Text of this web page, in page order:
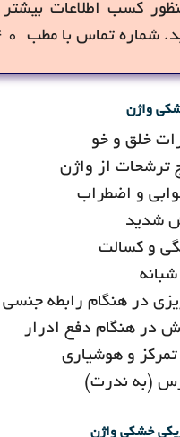
کسب اطلاعات
تماس با مطب ۰ ۲۲۶۲۲۰۴ – ۳۳۳۰۳۷۲۷
واژن
خلق و خو
ترشحات از واژن
و اضطراب
شدید
و کسالت
در هنگام رابطه جنسی
در هنگام دفع ادرار
و هوشیاری
(به ندرت)
خشکی واژن